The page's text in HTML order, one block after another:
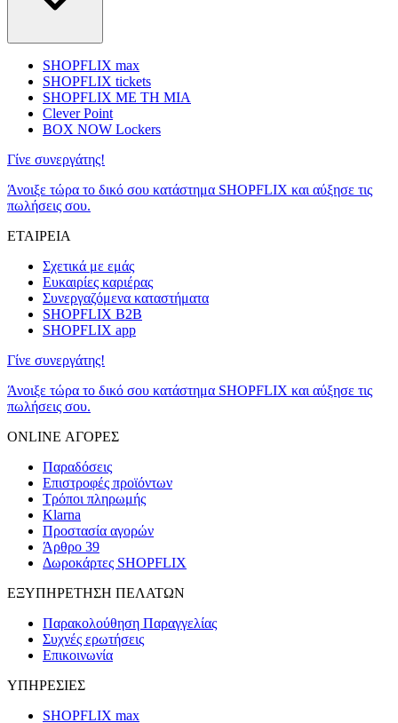
SHOPFLIX max
SHOPFLIX tickets
SHOPFLIX ΜΕ ΤΗ ΜΙΑ
Clever Point
BOX NOW Lockers
Γίνε συνεργάτης!
Άνοιξε τώρα το δικό σου κατάστημα SHOPFLIX και αύξησε τις
πωλήσεις σου.
ΕΤΑΙΡΕΙΑ
Σχετικά με εμάς
Ευκαιρίες καριέρας
Συνεργαζόμενα καταστήματα
SHOPFLIX B2B
SHOPFLIX app
Γίνε συνεργάτης!
Άνοιξε τώρα το δικό σου κατάστημα SHOPFLIX και αύξησε τις
πωλήσεις σου.
ONLINE ΑΓΟΡΕΣ
Παραδόσεις
Επιστροφές προϊόντων
Τρόποι πληρωμής
Klarna
Προστασία αγορών
Άρθρο 39
Δωροκάρτες SHOPFLIX
ΕΞΥΠΗΡΕΤΗΣΗ ΠΕΛΑΤΩΝ
Παρακολούθηση Παραγγελίας
Συχνές ερωτήσεις
Επικοινωνία
ΥΠΗΡΕΣΙΕΣ
SHOPFLIX max